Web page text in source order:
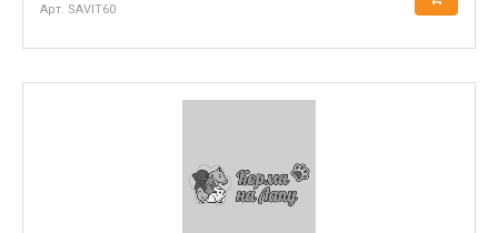
Арт. SAVIT60